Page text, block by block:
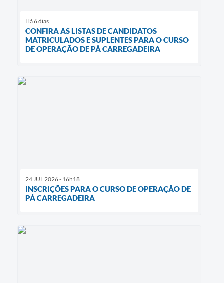
Há 6 dias
CONFIRA AS LISTAS DE CANDIDATOS
MATRICULADOS E SUPLENTES PARA O CURSO
DE OPERAÇÃO DE PÁ CARREGADEIRA
24 JUL 2026 - 16h18
INSCRIÇÕES PARA O CURSO DE OPERAÇÃO DE
PÁ CARREGADEIRA